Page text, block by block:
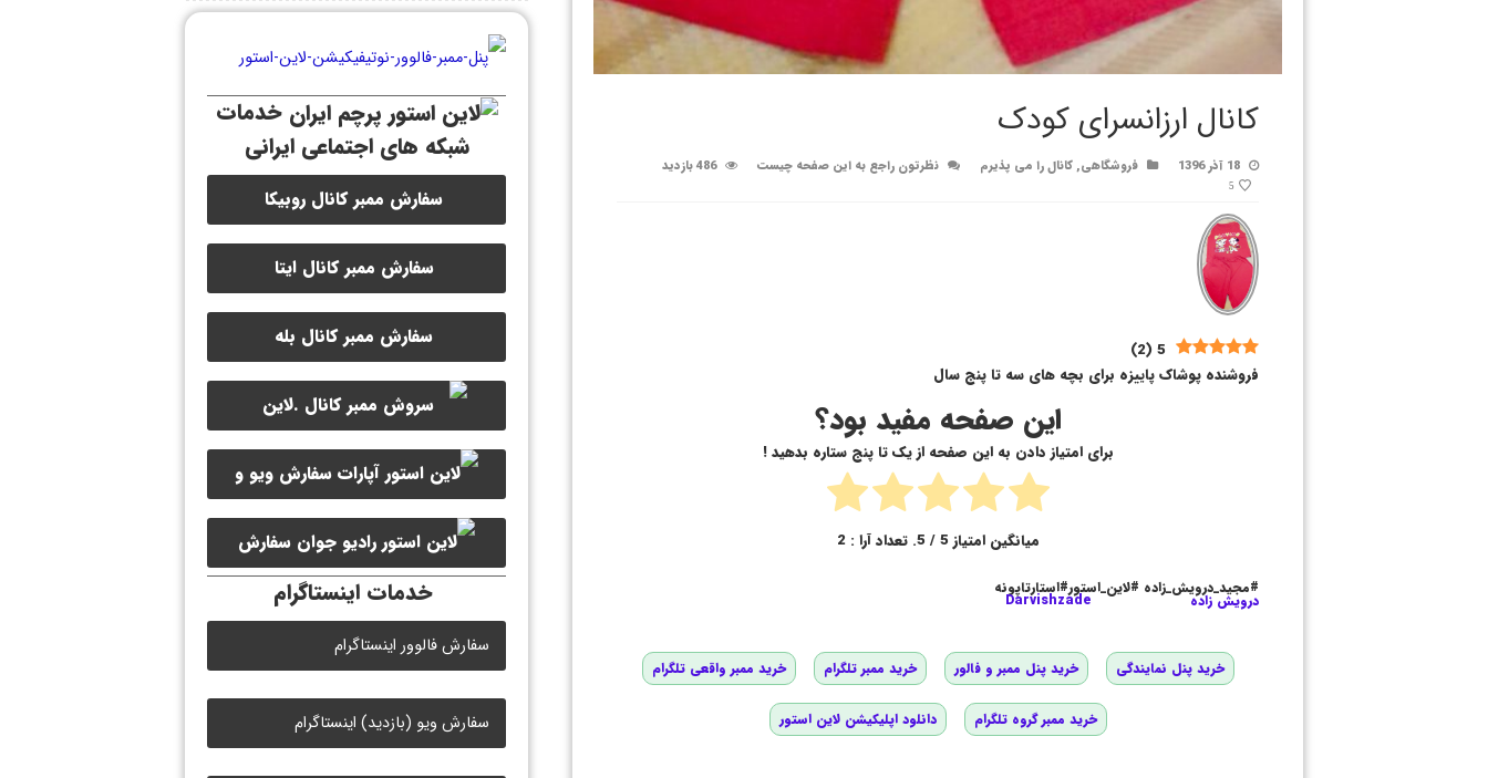
کانال ارزانسرای کودک
18 آذر 1396 فروشگاهی,کانال را می پذیرم نظرتون راجع به این صفحه چیست 486 بازدید
5
5
(
2
)
فروشنده پوشاک پاییزه برای بچه های سه تا پنج سال
این صفحه مفید بود؟
برای امتیاز دادن به این صفحه از یک تا پنج ستاره بدهید !
میانگین امتیاز 5/ 5. تعداد آرا : 2
#مجید_درویش_زاده #لاین_استور#استارتاپونه
درویش زاده Darvishzade
خرید پنل نمایندگی خرید پنل ممبر و فالور خرید ممبر تلگرام خرید ممبر واقعی تلگرام
خرید ممبر گروه تلگرام دانلود اپلیکیشن لاین استور
خدمات
شبکه های اجتماعی ایرانی
سفارش ممبر کانال روبیکا
سفارش ممبر کانال ایتا
سفارش ممبر کانال بله
سفارش ممبر کانال سروش
سفارش ویو و
لایک ویدیو آپارات
سفارش
لایک رادیو جوان
خدمات اینستاگرام
سفارش فالوور اینستاگرام
سفارش ویو (بازدید) اینستاگرام